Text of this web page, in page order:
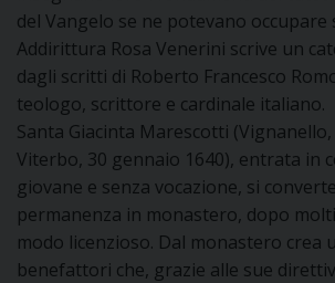
del Vangelo se ne potevano occupare
Addirittura Rosa Venerini scrive un
dagli scritti di Roberto Francesco
teologo, scrittore e cardinale italiano.
Santa Giacinta Marescotti
Viterbo, 30 gennaio 1640), entrata in
giovane e senza vocazione, si
permanenza in monastero, dopo
modo licenzioso. Dal monastero crea
benefattori che, grazie alle sue